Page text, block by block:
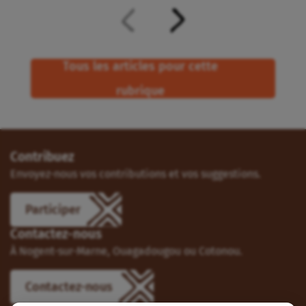
Tous les articles pour cette
rubrique
Contribuez
Envoyez-nous vos contributions et vos suggestions.
Participer
Contactez-nous
À Nogent-sur-Marne, Ouagadougou ou Cotonou.
Contactez-nous